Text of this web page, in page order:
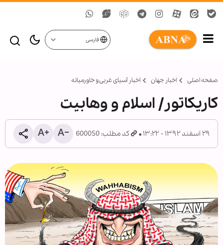
فارسی
صفحه اصلی اخبار جهان اخبار آسیای غربی و خاورمیانه
کاریکاتور/ اسلام و وهابیت
۲۹ اسفند ۱۳۹۲ - ۱۳:۲۲ کد مطلب: 600050